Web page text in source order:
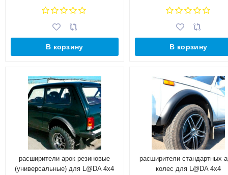
В корзину В корзину
расширители арок резиновые
(универсальные) для L@DA 4x4
расширители стандартных
колес для L@DA 4x4